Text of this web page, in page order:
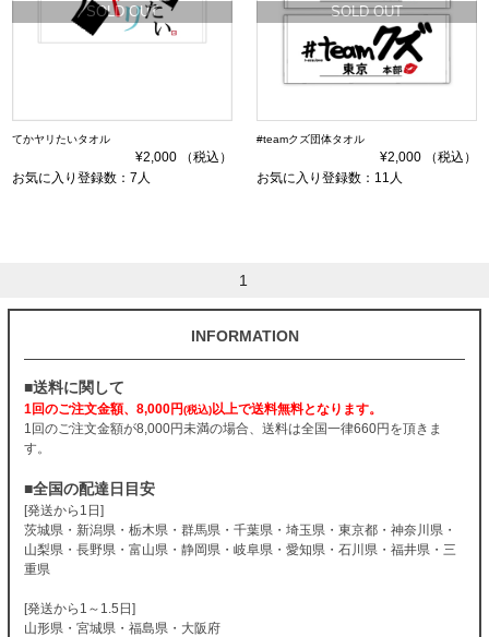
SOLD OUT
てかヤリたいタオル
¥2,000 （税込）
お気に入り登録数：7人
SOLD OUT
#teamクズ団体タオル
¥2,000 （税込）
お気に入り登録数：11人
1
INFORMATION
■送料に関して
1回のご注文金額、8,000円(税込)以上で送料無料となります。
1回のご注文金額が8,000円未満の場合、送料は全国一律660円を頂きま
す。
■全国の配達日目安
[発送から1日]
茨城県・新潟県・栃木県・群馬県・千葉県・埼玉県・東京都・神奈川県・
山梨県・長野県・富山県・静岡県・岐阜県・愛知県・石川県・福井県・三
重県
[発送から1～1.5日]
山形県・宮城県・福島県・大阪府